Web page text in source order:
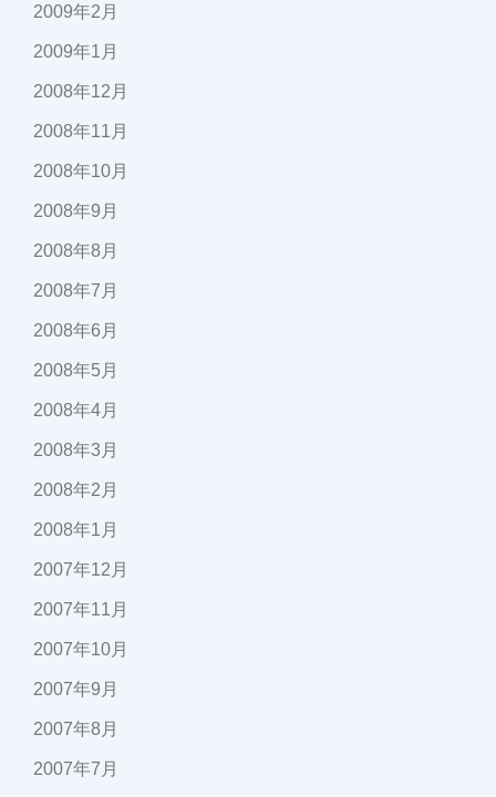
2009年2月
2009年1月
2008年12月
2008年11月
2008年10月
2008年9月
2008年8月
2008年7月
2008年6月
2008年5月
2008年4月
2008年3月
2008年2月
2008年1月
2007年12月
2007年11月
2007年10月
2007年9月
2007年8月
2007年7月